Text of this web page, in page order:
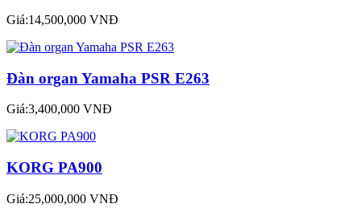
Giá:14,500,000 VNĐ
Đàn organ Yamaha PSR E263
Giá:3,400,000 VNĐ
KORG PA900
Giá:25,000,000 VNĐ